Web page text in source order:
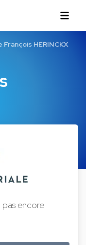
François HERINCKX
pas encore